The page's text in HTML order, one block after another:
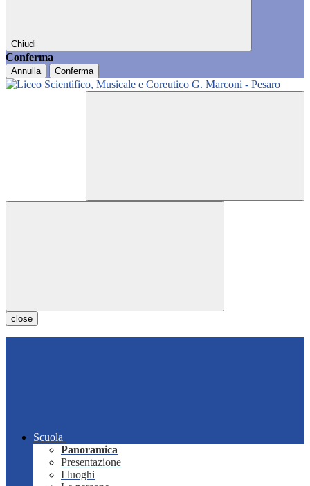
Chiudi
Conferma
Annulla Conferma
close
Scuola
Panoramica
Presentazione
I luoghi